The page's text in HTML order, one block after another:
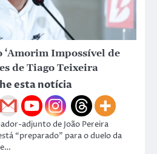
‘Amorim Impossível de
de Tiago Teixeira
esta notícia
adjunto de João Pereira
“preparado” para o duelo da